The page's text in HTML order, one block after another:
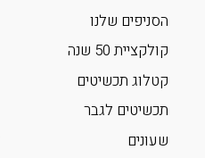
הסניפים שלנו
קולקציית 50 שנה
קטלוג תכשיטים
תכשיטים לגבר
שעונים